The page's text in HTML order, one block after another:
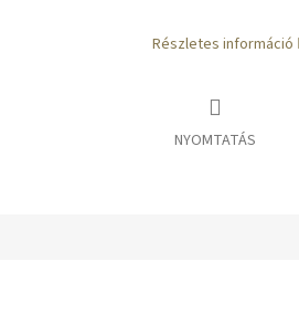
Részletes információ
NYOMTATÁS